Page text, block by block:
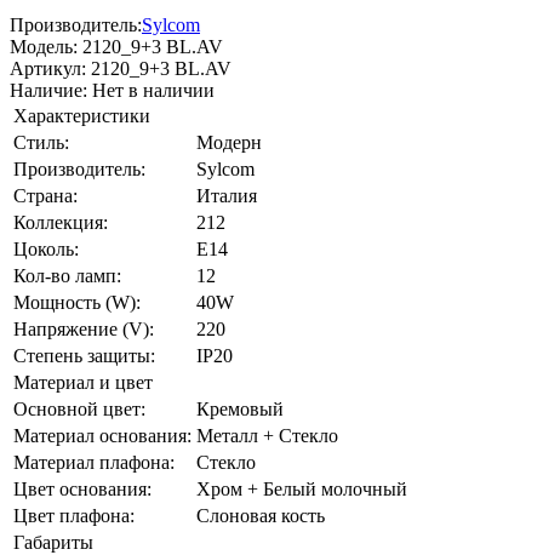
Производитель:Sylcom
Модель: 2120_9+3 BL.AV
Артикул: 2120_9+3 BL.AV
Наличие: Нет в наличии
Характеристики
Стиль:
Модерн
Производитель:
Sylcom
Страна:
Италия
Коллекция:
212
Цоколь:
E14
Кол-во ламп:
12
Мощность (W):
40W
Напряжение (V):
220
Степень защиты:
IP20
Материал и цвет
Основной цвет:
Кремовый
Материал основания: Металл + Стекло
Материал плафона:
Стекло
Цвет основания:
Хром + Белый молочный
Цвет плафона:
Слоновая кость
Габариты